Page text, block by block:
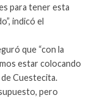
para tener esta
indicó el
que “con la
estar colocando
Cuestecita.
pero